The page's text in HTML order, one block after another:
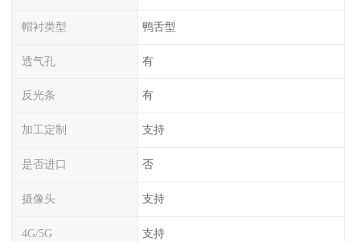
帽衬类型 鸭舌型
透气孔 有
反光条 有
加工定制 支持
是否进口 否
摄像头 支持
4G/5G 支持